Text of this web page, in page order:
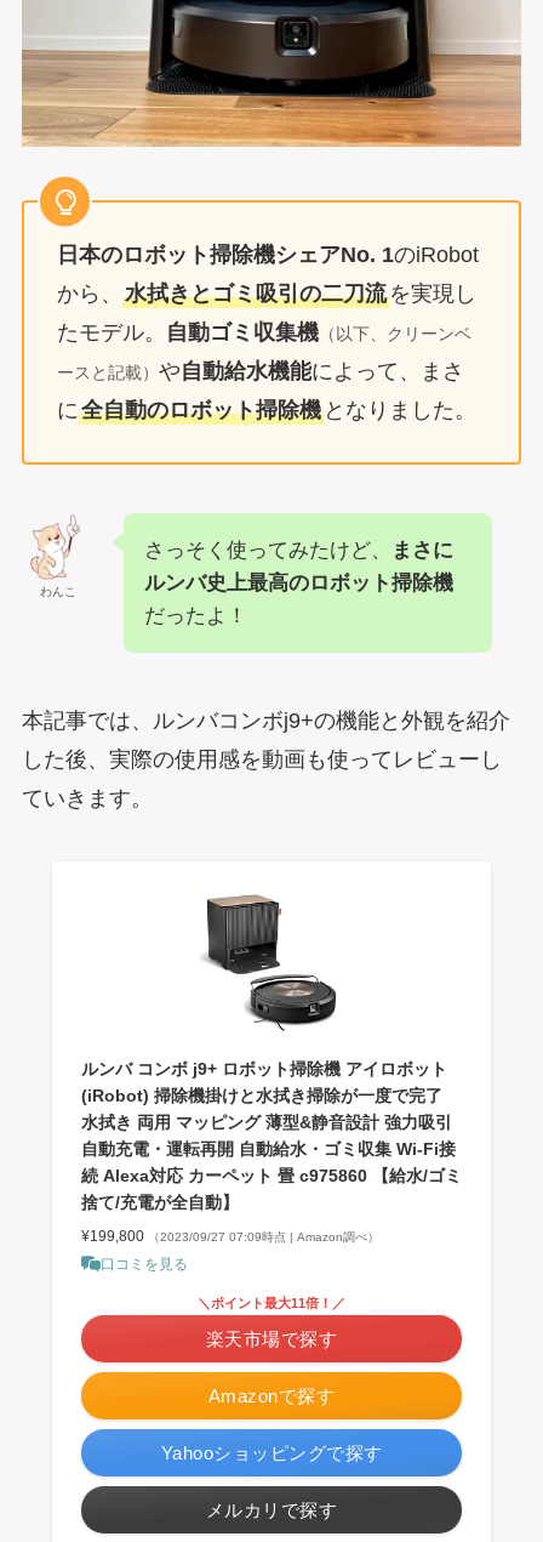
日本のロボット掃除機シェアNo. 1のiRobot
から、 水拭きとゴミ吸引の二刀流を実現し
たモデル。
自動ゴミ収集機（以下、クリーンベ
ースと記載） や自動給水機能によって、まさ
に全自動のロボット掃除機となりました。
わんこ
さっそく使ってみたけど、
まさに
ルンバ史上最高のロボット掃除機
だったよ！
本記事では、ルンバコンボj9+の機能と外観を紹介
した後、実際の使用感を動画も使ってレビューし
ていきます。
ルンバ コンボ j9+ ロボット掃除機 アイロボット
(iRobot) 掃除機掛けと水拭き掃除が一度で完了
水拭き 両用 マッピング 薄型&静音設計 強力吸引
自動充電・運転再開 自動給水・ゴミ収集 Wi-Fi接
続 Alexa対応 カーペット 畳 c975860 【給水/ゴミ
捨て/充電が全自動】
¥199,800 （2023/09/27 07:09時点 | Amazon調べ）
口コミを見る
Amazonで探す
＼ポイント最大11倍！／
楽天市場で探す
Yahooショッピングで探す
メルカリで探す